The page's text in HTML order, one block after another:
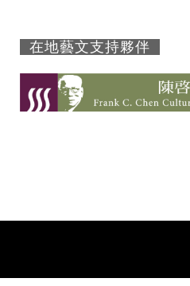
在地藝文支持夥伴